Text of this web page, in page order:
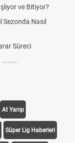
ve Bitiyor?
Sezonda Nasıl
Süreci
At Yarışı
Süper Lig Haberleri